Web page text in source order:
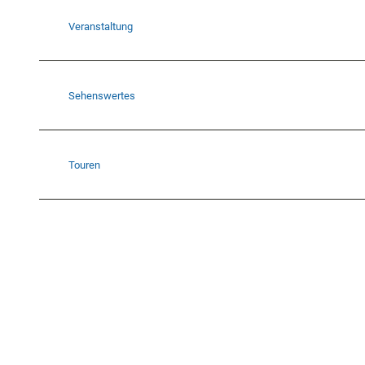
Veranstaltung
Sehenswertes
Touren